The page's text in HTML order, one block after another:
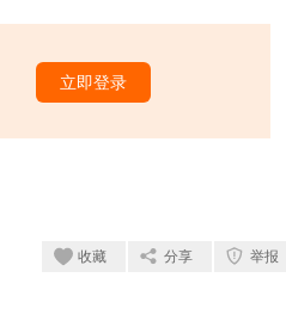
立即登录
收藏 分享 举报